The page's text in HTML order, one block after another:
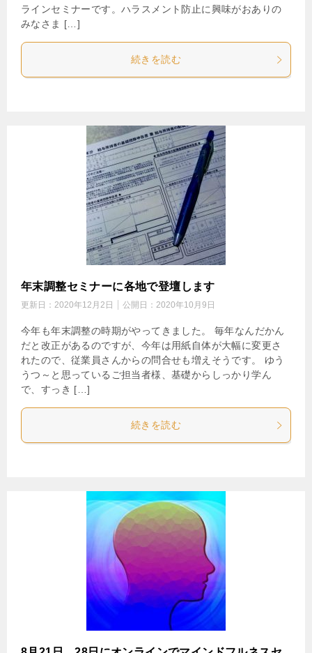
ラインセミナーです。ハラスメント防止に興味がおありの
みなさま […]
続きを読む
年末調整セミナーに各地で登壇します
更新日： 2020年12月2日 公開日： 2020年10月9日
今年も年末調整の時期がやってきました。 毎年なんだかん
だと改正があるのですが、今年は用紙自体が大幅に変更さ
れたので、従業員さんからの問合せも増えそうです。 ゆう
うつ～と思っているご担当者様、基礎からしっかり学ん
で、すっき […]
続きを読む